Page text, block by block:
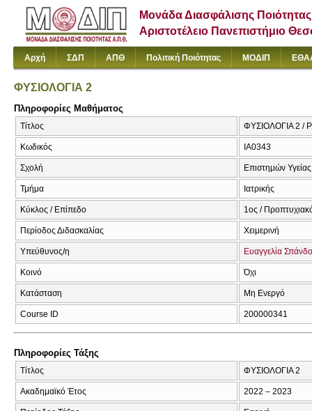
Μονάδα Διασφάλισης Ποιότητας
Αριστοτέλειο Πανεπιστήμιο
Αρχή ΣΔΠ ΑΠΘ Πολιτική Ποιότητας ΜΟΔΙΠ
ΦΥΣΙΟΛΟΓΙΑ 2
Πληροφορίες Μαθήματος
Τίτλος ΦΥΣΙΟΛΟΓΙΑ 2 /
Κωδικός ΙΑ0343
Σχολή Επιστημών Υγείας
Τμήμα Ιατρικής
Κύκλος / Επίπεδο 1ος /
Περίοδος Διδασκαλίας Χειμερινή
Υπεύθυνος/η Ευαγγελία
Κοινό Όχι
Κατάσταση Μη Ενεργό
Course ID 200000341
Πληροφορίες Τάξης
Τίτλος ΦΥΣΙΟΛΟΓΙΑ 2
Ακαδημαϊκό Έτος 2022 – 2023